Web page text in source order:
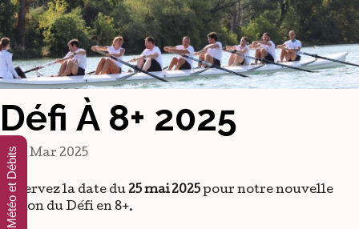
Défi À 8+ 2025
31 Mar 2025
Réservez la date du 25 mai 2025pour notre nouvelle
édition du Défi en 8+.
Météo et Débits